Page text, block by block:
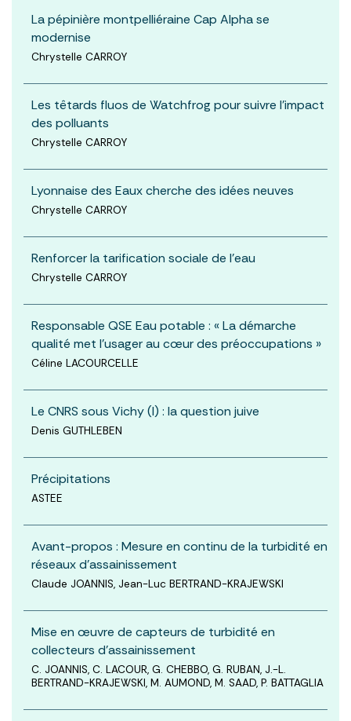
La pépinière montpelliéraine Cap Alpha se
modernise
Chrystelle CARROY
Les têtards fluos de Watchfrog pour suivre l'impact
des polluants
Chrystelle CARROY
Lyonnaise des Eaux cherche des idées neuves
Chrystelle CARROY
Renforcer la tarification sociale de l'eau
Chrystelle CARROY
Responsable QSE Eau potable : « La démarche
qualité met l'usager au cœur des préoccupations »
Céline LACOURCELLE
Le CNRS sous Vichy (I) : la question juive
Denis GUTHLEBEN
Précipitations
ASTEE
Avant-propos : Mesure en continu de la turbidité en
réseaux d’assainissement
Claude JOANNIS, Jean-Luc BERTRAND-KRAJEWSKI
Mise en œuvre de capteurs de turbidité en
collecteurs d’assainissement
C. JOANNIS, C. LACOUR, G. CHEBBO, G. RUBAN, J.-L.
BERTRAND-KRAJEWSKI, M. AUMOND, M. SAAD, P. BATTAGLIA